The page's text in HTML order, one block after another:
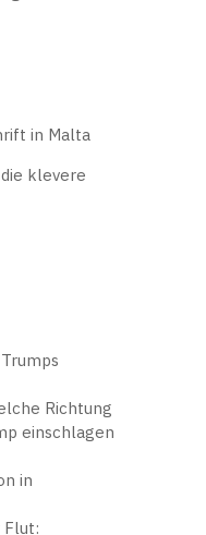
klevere
Richtung
einschlagen
in
Flut: